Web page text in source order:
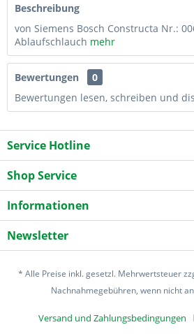
Beschreibung
von Siemens Bosch Constructa Nr.:
Ablaufschlauch mehr
Bewertungen
0
Bewertungen lesen, schreiben und
Service Hotline
Shop Service
Informationen
Newsletter
* Alle Preise inkl. gesetzl. Mehrwertsteuer
Nachnahmegebühren, wenn nicht
Versand und Zahlungsbedingungen